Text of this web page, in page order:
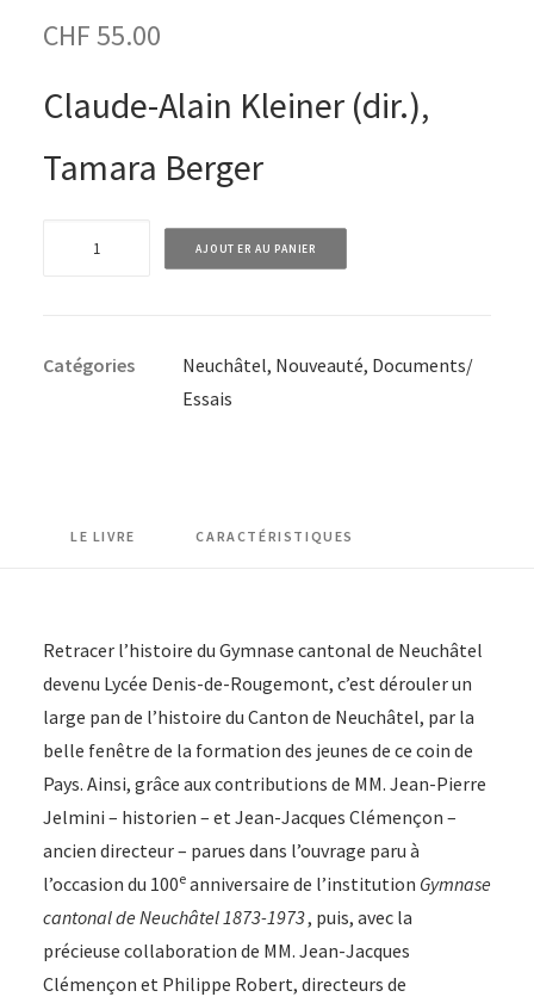
CHF55.00
Claude-Alain Kleiner (dir.),
Tamara Berger
Du
Denis-
AJOUTER AU PANIER
Catégories Neuchâtel, Nouveauté, Documents/
Essais
LE LIVRE CARACTÉRISTIQUES
Retracer l’histoire du Gymnase cantonal de Neuchâtel
devenu Lycée Denis-de-Rougemont, c’est dérouler un
large pan de l’histoire du Canton de Neuchâtel, par la
belle fenêtre de la formation des jeunes de ce coin de
Pays. Ainsi, grâce aux contributions de MM. Jean-Pierre
Jelmini – historien – et Jean-Jacques Clémençon –
ancien directeur – parues dans l’ouvrage paru à
l’occasion du 100e anniversaire de l’institution Gymnase
cantonal de Neuchâtel 1873-1973, puis, avec la
précieuse collaboration de MM. Jean-Jacques
Clémençon et Philippe Robert, directeurs de